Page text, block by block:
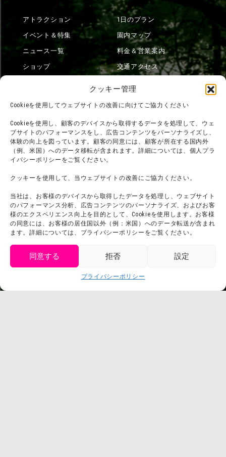
クッキー管理
Cookieを使用してウェブサイトの改善に向けてご協力ください
Cookieを使用し、顧客のデバイスから取得するデータを処理して、ウェ
ブサイトのパフォーマンスをし、広告コンテンツをパーソナライズし、
体験の向上を図っています。顧客の同意には、顧客が所在する国内外
（例、米国）へのデータ移転が含まれます。詳細については、個人プラ
イバシーポリシーをご覧ください。
クッキーを使用して、当ウェブサイトの改善にご協力ください。
当社は、お客様のデバイスから取得したデータを処理し、ウェブサイト
のパフォーマンス分析、広告コンテンツのパーソナライズ、およびお客
様のエクスペリエンス向上を目的として、Cookieを使用します。お客様
の同意には、お客様の居住国以外（例：米国）へのデータ転送が含まれ
ます。詳細については、プライバシーポリシーをご覧ください。
同意する 拒否 設定
プライバシーポリシー
アトラクション
イベント＆特集
ニュース一覧
ショップ
1日のプラン
園内マップ
料金＆営業案内
交通アクセス
団体利用について
お問い合わせ
利用規約
プライバシーポリシー
プレスリリース
メディア掲載実績
会社概要
スタッフ募集